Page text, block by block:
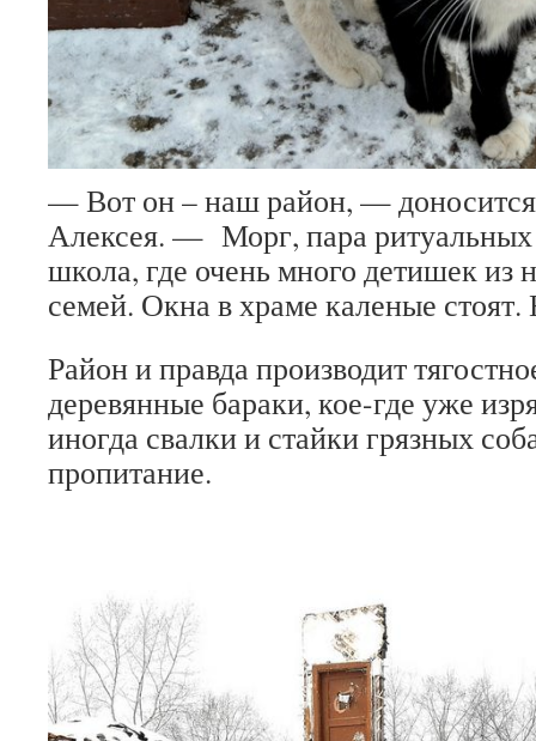
— Вот он – наш район, — доносится
Алексея. — Морг, пара ритуальных
школа, где очень много детишек из
семей. Окна в храме каленые
Район и правда производит
деревянные бараки, кое-где уже
иногда свалки и стайки грязных
пропитание.